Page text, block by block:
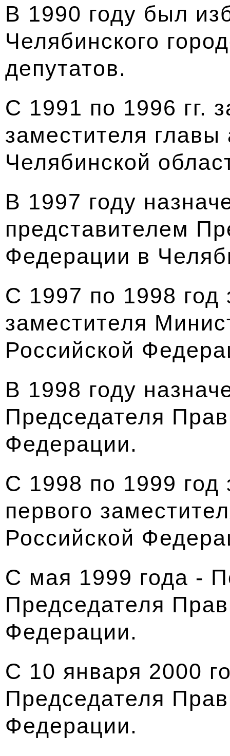
В 1990 году был
Челябинского
депутатов.
С 1991 по 1996 гг.
заместителя
Челябинской
В 1997 году
представителем
Федерации в
С 1997 по 1998 год
заместителя
Российской
В 1998 году
Председателя
Федерации.
С 1998 по 1999 год
первого
Российской
С мая 1999 года -
Председателя
Федерации.
С 10 января 2000
Председателя
Федерации.